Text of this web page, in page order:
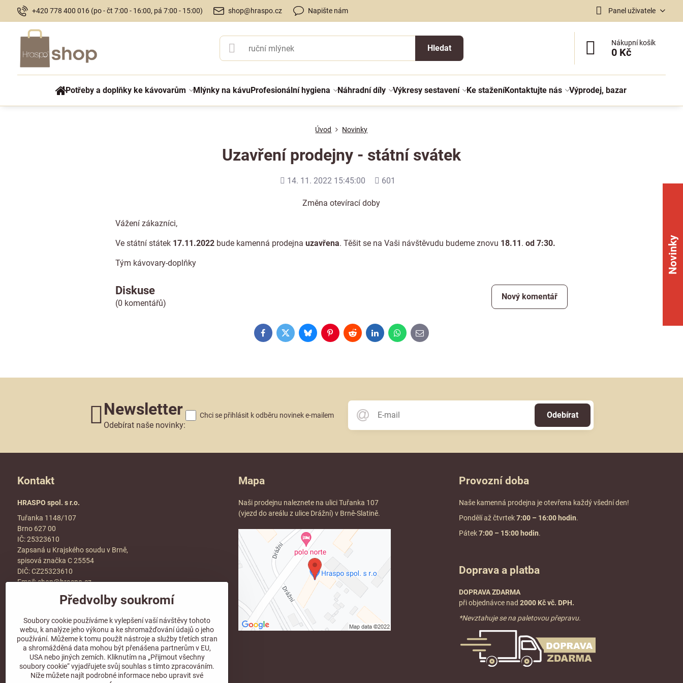
+420 778 400 016 (po - čt 7:00 - 16:00, pá 7:00 - 15:00) shop@hraspo.cz Napište nám Panel uživatele
Hledat
Nákupní košík
0 Kč
Potřeby a doplňky ke kávovarům Mlýnky na kávuProfesionální hygiena Náhradní díly Výkresy sestavení Ke staženíKontaktujte nás Výprodej, bazar
Úvod Novinky
Uzavření prodejny - státní svátek
Přidáno
14. 11. 2022 15:45:00
Počet
601
Změna otevírací doby
Vážení zákazníci,
Ve státní státek17.11.2022bude kamenná prodejna uzavřena. Těšit se na Vaši návštěvudu budeme znovu 18.11. od 7:30.
Tým kávovary-doplňky
Diskuse
(0 komentářů)
Nový komentář
FacebookTwitterBlueskyPinterestRedditLinkedInWhatsApp
E-
mail
Newsletter
Odebírat naše novinky:
Odebírat
Chci se přihlásit k odběru novinek e-mailem
Kontakt
HRASPO spol. s r.o.
Tuřanka 1148/107
Brno 627 00
IČ: 25323610
Zapsaná u Krajského soudu v Brně,
spisová značka C 25554
DIČ: CZ25323610
Email:shop@hraspo.cz
Obchodní podmínky
Více info v sekcikontakt
Sledujte naše sociální sítě!
Novinky
Mapa
Naši prodejnu naleznete na ulici Tuřanka 107
(vjezd do areálu z ulice Drážní) v Brně-Slatině.
Provozní doba
Naše kamenná prodejna je otevřena každý všední den!
Pondělí až čtvrtek7:00 – 16:00 hodin.
Pátek7:00 – 15:00 hodin.
Doprava a platba
DOPRAVA ZDARMA
při objednávce nad 2000 Kč vč. DPH.
*Nevztahuje se na paletovou přepravu.
Předvolby soukromí
Soubory cookie používáme k vylepšení vaší návštěvy tohoto
webu, k analýze jeho výkonu a ke shromažďování údajů o jeho
používání. Můžeme k tomu použít nástroje a služby třetích stran
a shromážděná data mohou být přenášena partnerům v EU,
USA nebo jiných zemích. Kliknutím na „Přijmout všechny
soubory cookie“ vyjadřujete svůj souhlas s tímto zpracováním.
Níže můžete najít podrobné informace nebo upravit své